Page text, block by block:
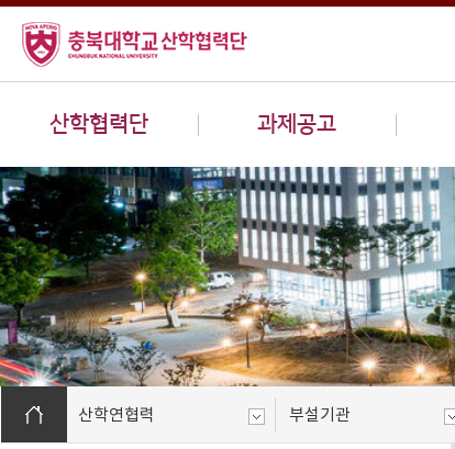
산학협력단 과제공고
산학연협력 부설기관